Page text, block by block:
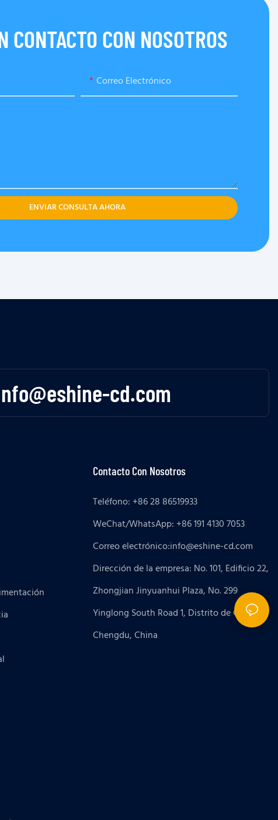
CONTACTO CON NOSOTROS
Correo Electrónico
ENVIAR CONSULTA AHORA
cd.com
Contacto Con Nosotros
Teléfono: +86 28 86519933
WeChat/WhatsApp: +86 191 4130 7053
Correo electrónico:info@eshine-cd.com
Dirección de la empresa: No. 101, Edificio 22,
Zhongjian Jinyuanhui Plaza, No. 299
Yinglong South Road 1, Distrito de Gaoxin,
Chengdu, China